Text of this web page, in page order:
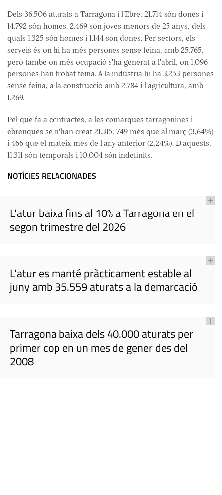
Dels 36.506 aturats a Tarragona i l'Ebre, 21.714 són dones i
14.792 són homes. 2.469 són joves menors de 25 anys, dels
quals 1.325 són homes i 1.144 són dones. Per sectors, els
serveis és on hi ha més persones sense feina, amb 25.765,
però també on més ocupació s'ha generat a l'abril, on 1.096
persones han trobat feina. A la indústria hi ha 3.253 persones
sense feina, a la construcció amb 2.784 i l'agricultura, amb
1.269.
Pel que fa a contractes, a les comarques tarragonines i
ebrenques se n'han creat 21.315, 749 més que al març (3,64%)
i 466 que el mateix mes de l'any anterior (2,24%). D'aquests,
11.311 són temporals i 10.004 són indefinits.
NOTÍCIES RELACIONADES
L'atur baixa fins al 10% a Tarragona en el
segon trimestre del 2026
L'atur es manté pràcticament estable al
juny amb 35.559 aturats a la demarcació
Tarragona baixa dels 40.000 aturats per
primer cop en un mes de gener des del
2008